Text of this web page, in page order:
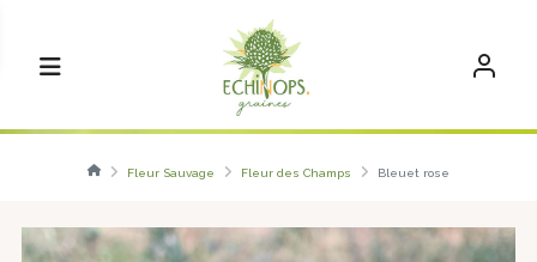
Fleur Sauvage Fleur des Champs Bleuet rose